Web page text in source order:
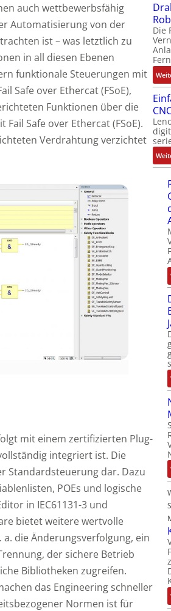
auch wettbewerbsfähig
Automatisierung von der
ist – was letztlich zu
in all diesen Ebenen
funktionale Steuerungen mit
Safe over Ethercat (FSoE),
Funktionen über die
Safe over Ethercat (FSoE).
Verdrahtung verzichtet
mit einem zertifizierten Plug-
integriert ist. Die
Standardsteuerung dar. Dazu
POEs und logische
in IEC61131-3 und
bietet weitere wertvolle
die Änderungsverfolgung, ein
der sichere Betrieb
Bibliotheken zugreifen.
das Engineering schneller
Normen ist für
Die